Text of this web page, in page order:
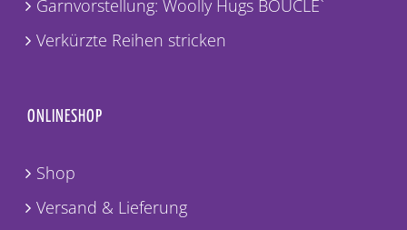
Garnvorstellung: Woolly Hugs BOUCLE`
Verkürzte Reihen stricken
ONLINESHOP
Shop
Versand & Lieferung